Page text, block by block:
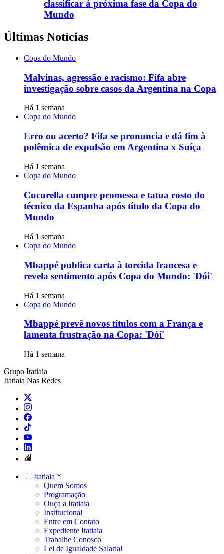
classificar à próxima fase da Copa do
Mundo
Últimas Notícias
Copa do Mundo
Malvinas, agressão e racismo: Fifa abre
investigação sobre casos da Argentina na Copa
Há 1 semana
Copa do Mundo
Erro ou acerto? Fifa se pronuncia e dá fim à
polêmica de expulsão em Argentina x Suíça
Há 1 semana
Copa do Mundo
Cucurella cumpre promessa e tatua rosto do
técnico da Espanha após título da Copa do
Mundo
Há 1 semana
Copa do Mundo
Mbappé publica carta à torcida francesa e
revela sentimento após Copa do Mundo: 'Dói'
Há 1 semana
Copa do Mundo
Mbappé prevê novos títulos com a França e
lamenta frustração na Copa: 'Dói'
Há 1 semana
Grupo Itatiaia
Itatiaia Nas Redes
Itatiaia
Quem Somos
Programação
Ouça a Itatiaia
Institucional
Entre em Contato
Expediente Itatiaia
Trabalhe Conosco
Lei de Igualdade Salarial